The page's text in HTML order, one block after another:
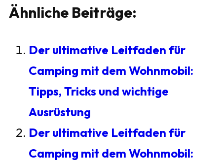
Ähnliche Beiträge:
Der ultimative Leitfaden für
Camping mit dem Wohnmobil:
Tipps, Tricks und wichtige
Ausrüstung
Der ultimative Leitfaden für
Camping mit dem Wohnmobil: